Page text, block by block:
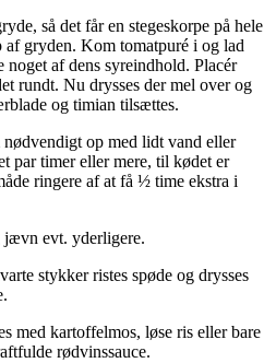
så det får en stegeskorpe på hele
af gryden. Kom tomatpuré i og lad
af dens syreindhold. Placér
rundt. Nu drysses der mel over og
og timian tilsættes.
op med lidt vand eller
par timer eller mere, til kødet er
ringere af at få ½ time ekstra i
jævn evt. yderligere.
stykker ristes spøde og drysses
med kartoffelmos, løse ris eller bare
rødvinssauce.